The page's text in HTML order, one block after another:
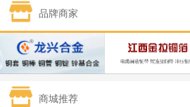
1#锡 426,500—428,500
1#镍 130,050—131,650
1#白银 15,405—15,415
钯金
品牌商家
商城推荐